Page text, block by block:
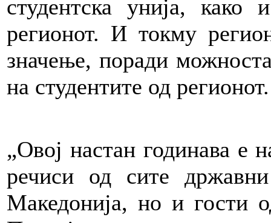
студентска унија,
регионот. И токму
значење, поради
на студентите од регионот.
„Овој настан годинава е
речиси од сите
Македонија, но и гости